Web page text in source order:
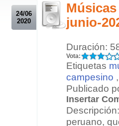
24/06
2020
junio-
Duración:
Vota:
Etiquetas
campesino ,
Publicado
Insertar
peruano,